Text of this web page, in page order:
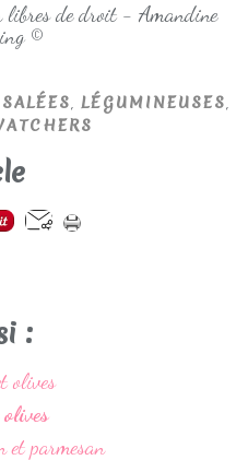
libres de droit - Amandine
©
, LÉGUMINEUSES,
: